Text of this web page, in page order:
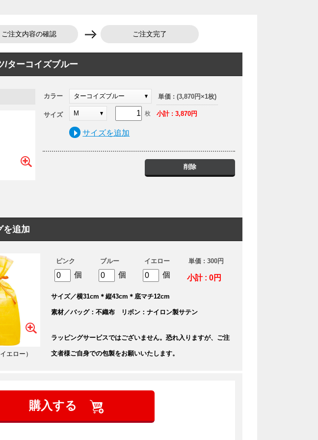
ご注文内容の確認 ご注文完了
/ターコイズブルー
カラー ターコイズブルー
M 枚
サイズ
サイズを追加
単価 : (3,870円×1枚)
小計 : 3,870円
削除
を追加
エロー）
ピンク
個
ブルー
個
イエロー
個
単価 : 300円
小計 : 0円
サイズ／横31cm＊縦43cm＊底マチ12cm
素材／バッグ：不織布 リボン：ナイロン製サテン
ラッピングサービスではございません。恐れ入りますが、ご注
文者様ご自身での包製をお願いいたします。
購入する